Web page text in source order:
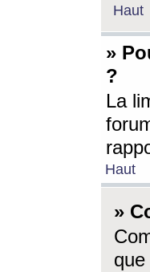
Haut
»
?
La
Haut
»